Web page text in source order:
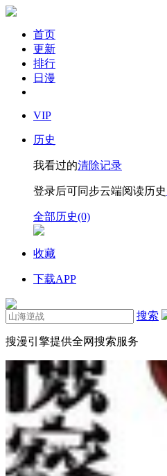
首页
更新
排行
日漫
VIP
历史
我看过的清除记录
登录后可同步云端阅读历史
全部历史(0)
收藏
下载APP
搜索
搜漫引擎提供全网搜索服务